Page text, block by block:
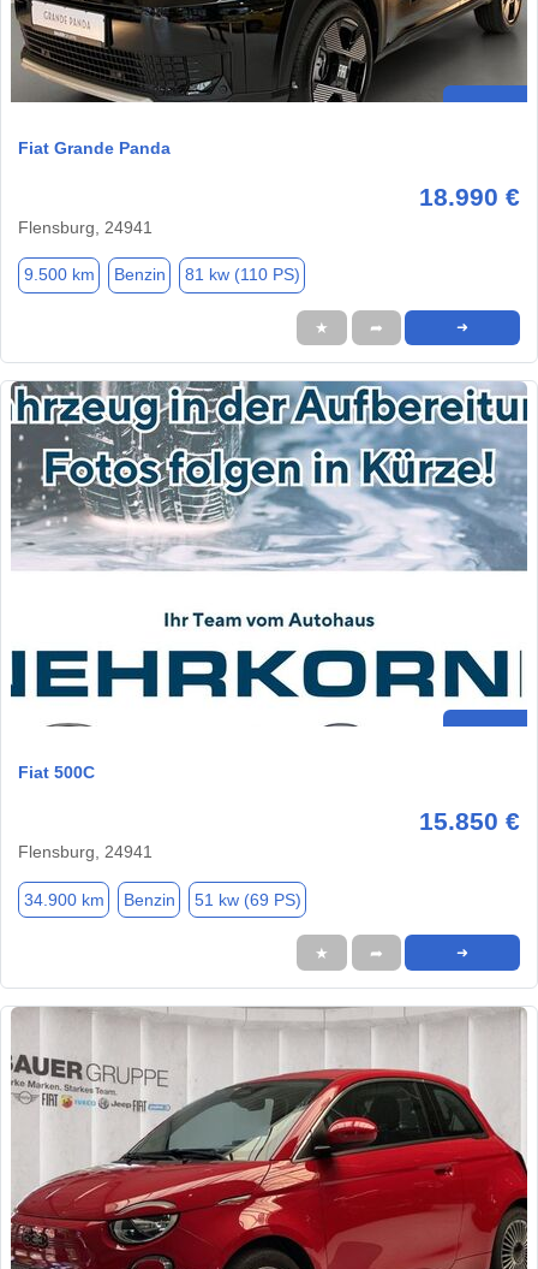
Fiat Grande Panda
18.990 €
Flensburg, 24941
9.500 km Benzin 81 kw (110 PS)
★ ➦ ➜
Fiat 500C
15.850 €
Flensburg, 24941
34.900 km Benzin 51 kw (69 PS)
★ ➦ ➜